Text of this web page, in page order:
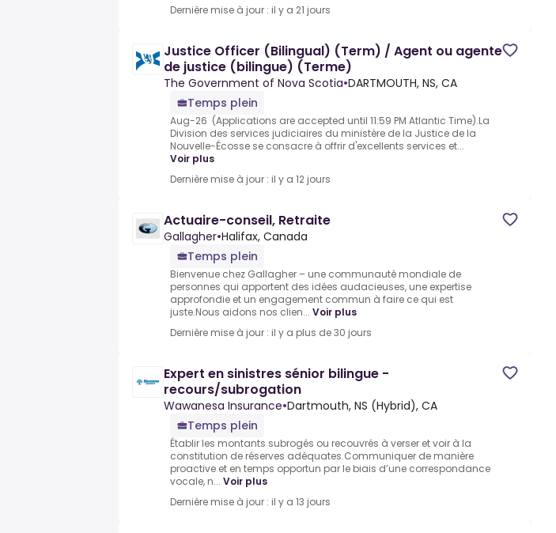
Dernière mise à jour : il y a 21 jours
Justice Officer (Bilingual) (Term) / Agent ou agente
de justice (bilingue) (Terme)
The Government of Nova Scotia•DARTMOUTH, NS, CA
Temps plein
Aug-26 ​ (Applications are accepted until 11:59 PM Atlantic Time).La
Division des services judiciaires du ministère de la Justice de la
Nouvelle-Écosse se consacre à offrir d'excellents services et...
Voir plus
Dernière mise à jour : il y a 12 jours
Actuaire-conseil, Retraite
Gallagher•Halifax, Canada
Temps plein
Bienvenue chez Gallagher – une communauté mondiale de
personnes qui apportent des idées audacieuses, une expertise
approfondie et un engagement commun à faire ce qui est
juste.Nous aidons nos clien... Voir plus
Dernière mise à jour : il y a plus de 30 jours
Expert en sinistres sénior bilingue -
recours/subrogation
Wawanesa Insurance•Dartmouth, NS (Hybrid), CA
Temps plein
Établir les montants subrogés ou recouvrés à verser et voir à la
constitution de réserves adéquates.Communiquer de manière
proactive et en temps opportun par le biais d’une correspondance
vocale, n... Voir plus
Dernière mise à jour : il y a 13 jours